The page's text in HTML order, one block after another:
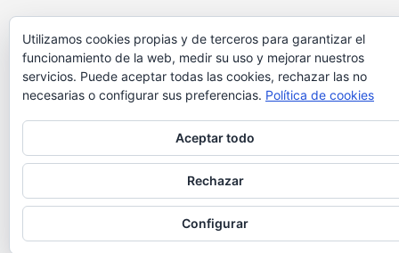
Utilizamos cookies propias y de terceros para garantizar el
funcionamiento de la web, medir su uso y mejorar nuestros
servicios. Puede aceptar todas las cookies, rechazar las no
necesarias o configurar sus preferencias. Política de cookies
Aceptar todo
Rechazar
Configurar